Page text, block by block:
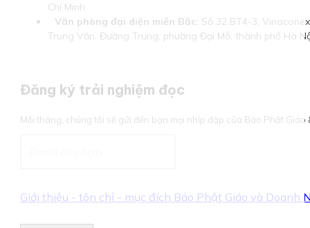
Chí Minh
Văn phòng đại diện miền Bắc: Số 32 BT4-3,
Trung Văn, Đường Trung, phường Đại Mỗ, thành phố Hà
Đăng ký trải nghiệm đọc
Mỗi tháng, chúng tôi sẽ gửi đến bạn mọi nhịp đập của Báo Phật Giáo
Giới thiệu - tôn chỉ - mục đích Báo Phật Giáo và Doanh